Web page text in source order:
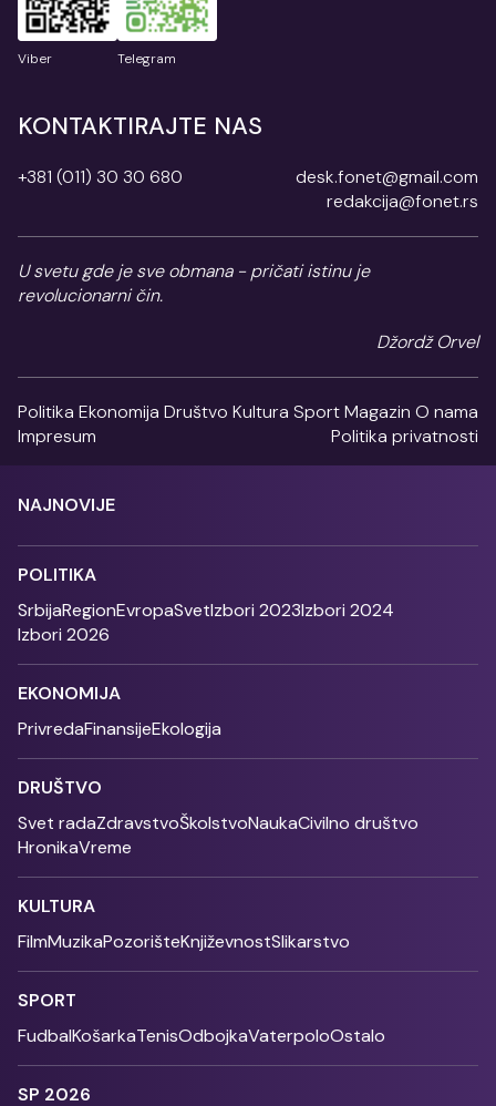
Viber Telegram
KONTAKTIRAJTE NAS
+381 (011) 30 30 680
desk.fonet@gmail.com
redakcija@fonet.rs
U svetu gde je sve obmana - pričati istinu je
revolucionarni čin.
Džordž Orvel
Politika Ekonomija Društvo Kultura SportMagazin O nama
Impresum
Politika privatnosti
NAJNOVIJE
POLITIKA
SrbijaRegionEvropaSvetIzbori 2023Izbori 2024
Izbori 2026
EKONOMIJA
PrivredaFinansijeEkologija
DRUŠTVO
Svet radaZdravstvoŠkolstvoNaukaCivilno društvo
HronikaVreme
KULTURA
FilmMuzikaPozorišteKnjiževnostSlikarstvo
SPORT
FudbalKošarkaTenisOdbojkaVaterpoloOstalo
SP 2026